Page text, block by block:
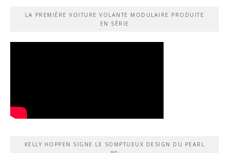
LA PREMIÈRE VOITURE VOLANTE MODULAIRE PRODUITE
EN SÉRIE
KELLY HOPPEN SIGNE LE SOMPTUEUX DESIGN DU PEARL